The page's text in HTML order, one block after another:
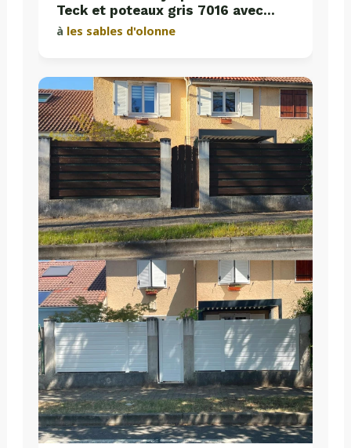
Teck et poteaux gris 7016 avec
plaques de soubassement béton
à les sables d'olonne